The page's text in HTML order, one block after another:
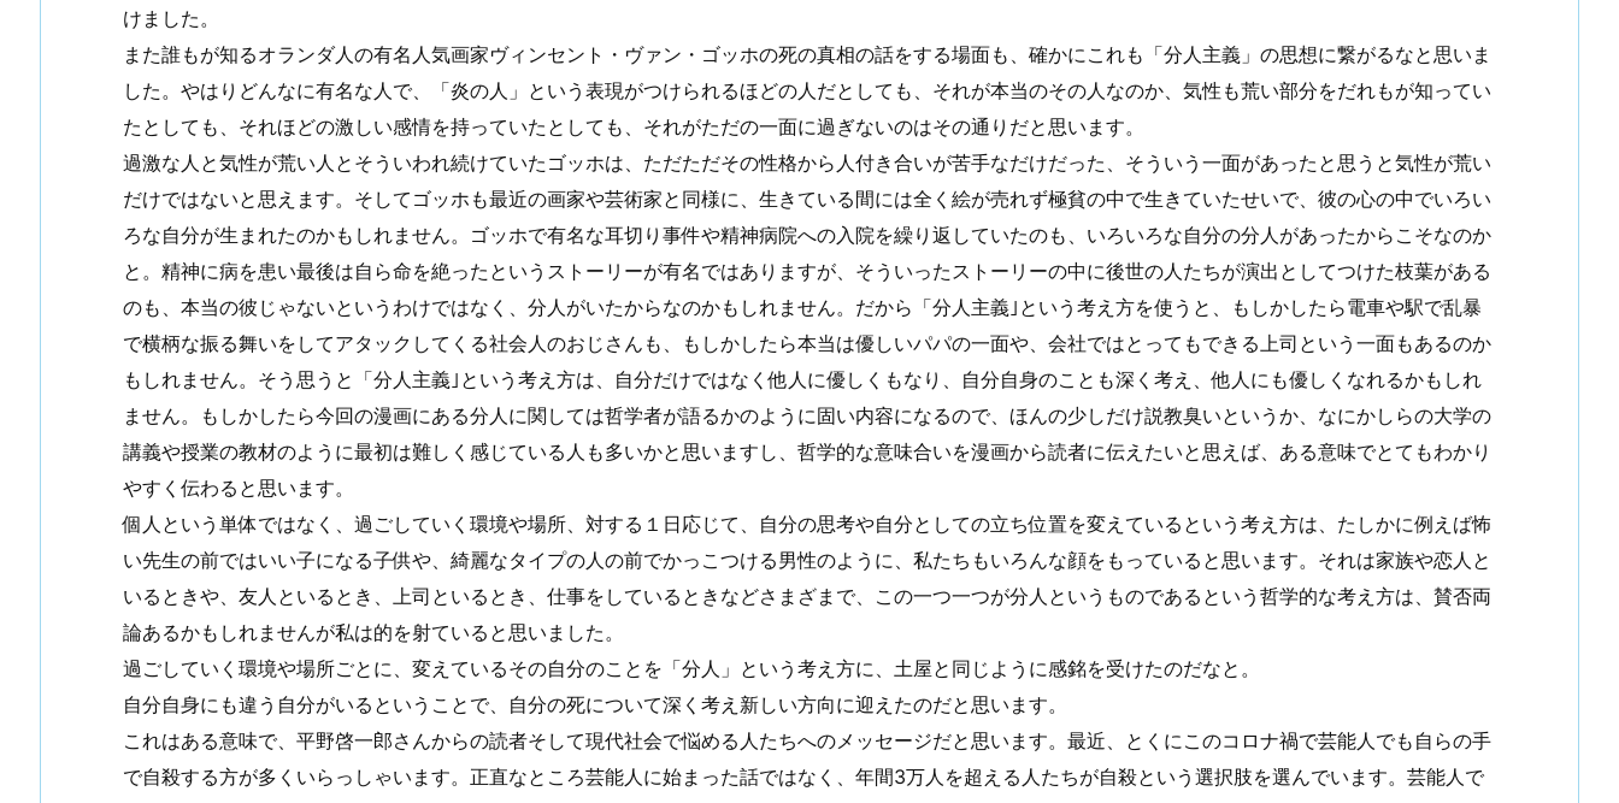
けました。
また誰もが知るオランダ人の有名人気画家ヴィンセント・ヴァン・ゴッホの死の真相の話をする場面も、確かにこれも「分人主義」の思想に繋がるなと思いま
した。やはりどんなに有名な人で、「炎の人」という表現がつけられるほどの人だとしても、それが本当のその人なのか、気性も荒い部分をだれもが知ってい
たとしても、それほどの激しい感情を持っていたとしても、それがただの一面に過ぎないのはその通りだと思います。
過激な人と気性が荒い人とそういわれ続けていたゴッホは、ただただその性格から人付き合いが苦手なだけだった、そういう一面があったと思うと気性が荒い
だけではないと思えます。そしてゴッホも最近の画家や芸術家と同様に、生きている間には全く絵が売れず極貧の中で生きていたせいで、彼の心の中でいろい
ろな自分が生まれたのかもしれません。ゴッホで有名な耳切り事件や精神病院への入院を繰り返していたのも、いろいろな自分の分人があったからこそなのか
と。精神に病を患い最後は自ら命を絶ったというストーリーが有名ではありますが、そういったストーリーの中に後世の人たちが演出としてつけた枝葉がある
のも、本当の彼じゃないというわけではなく、分人がいたからなのかもしれません。だから「分人主義｣という考え方を使うと、もしかしたら電車や駅で乱暴
で横柄な振る舞いをしてアタックしてくる社会人のおじさんも、もしかしたら本当は優しいパパの一面や、会社ではとってもできる上司という一面もあるのか
もしれません。そう思うと「分人主義｣という考え方は、自分だけではなく他人に優しくもなり、自分自身のことも深く考え、他人にも優しくなれるかもしれ
ません。もしかしたら今回の漫画にある分人に関しては哲学者が語るかのように固い内容になるので、ほんの少しだけ説教臭いというか、なにかしらの大学の
講義や授業の教材のように最初は難しく感じている人も多いかと思いますし、哲学的な意味合いを漫画から読者に伝えたいと思えば、ある意味でとてもわかり
やすく伝わると思います。
個人という単体ではなく、過ごしていく環境や場所、対する１日応じて、自分の思考や自分としての立ち位置を変えているという考え方は、たしかに例えば怖
い先生の前ではいい子になる子供や、綺麗なタイプの人の前でかっこつける男性のように、私たちもいろんな顔をもっていると思います。それは家族や恋人と
いるときや、友人といるとき、上司といるとき、仕事をしているときなどさまざまで、この一つ一つが分人というものであるという哲学的な考え方は、賛否両
論あるかもしれませんが私は的を射ていると思いました。
過ごしていく環境や場所ごとに、変えているその自分のことを「分人」という考え方に、土屋と同じように感銘を受けたのだなと。
自分自身にも違う自分がいるということで、自分の死について深く考え新しい方向に迎えたのだと思います。
これはある意味で、平野啓一郎さんからの読者そして現代社会で悩める人たちへのメッセージだと思います。最近、とくにこのコロナ禍で芸能人でも自らの手
で自殺する方が多くいらっしゃいます。正直なところ芸能人に始まった話ではなく、年間3万人を超える人たちが自殺という選択肢を選んでいます。芸能人で